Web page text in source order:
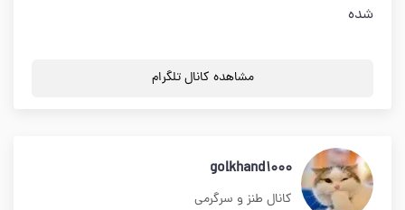
شده
مشاهده کانال تلگرام
golkhand1000
کانال طنز و سرگرمی